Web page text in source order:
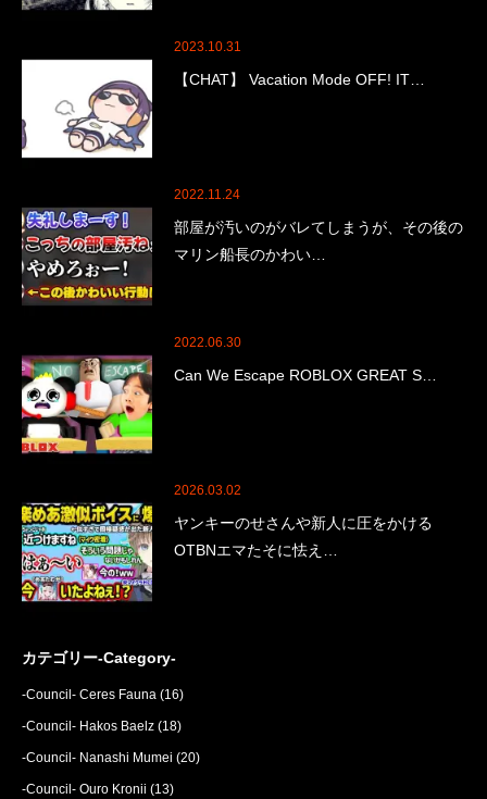
2023.10.31
【CHAT】 Vacation Mode OFF! IT…
2022.11.24
部屋が汚いのがバレてしまうが、その後の
マリン船長のかわい…
2022.06.30
Can We Escape ROBLOX GREAT S…
2026.03.02
ヤンキーのせさんや新人に圧をかける
OTBNエマたそに怯え…
カテゴリー-Category-
-Council- Ceres Fauna (16)
-Council- Hakos Baelz (18)
-Council- Nanashi Mumei (20)
-Council- Ouro Kronii (13)